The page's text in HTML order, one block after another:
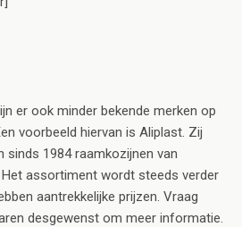
er ook minder bekende merken op
voorbeeld hiervan is Aliplast. Zij
sinds 1984 raamkozijnen van
Het assortiment wordt steeds verder
aantrekkelijke prijzen. Vraag
desgewenst om meer informatie.